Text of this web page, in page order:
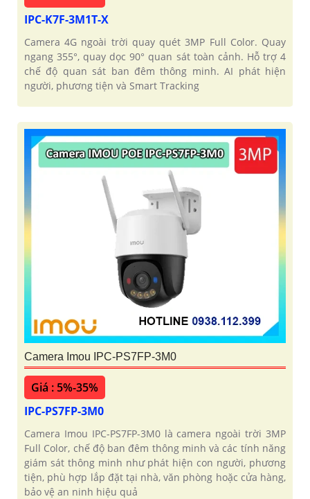
IPC-K7F-3M1T-X
Camera 4G ngoài trời quay quét 3MP Full Color. Quay
ngang 355°, quay dọc 90° quan sát toàn cảnh. Hỗ trợ 4
chế độ quan sát ban đêm thông minh. AI phát hiện
người, phương tiện và Smart Tracking
Camera Imou IPC-PS7FP-3M0
Giá : 5%-35%
IPC-PS7FP-3M0
Camera Imou IPC-PS7FP-3M0 là camera ngoài trời 3MP
Full Color, chế độ ban đêm thông minh và các tính năng
giám sát thông minh như phát hiện con người, phương
tiện, phù hợp lắp đặt tại nhà, văn phòng hoặc cửa hàng,
bảo vệ an ninh hiệu quả